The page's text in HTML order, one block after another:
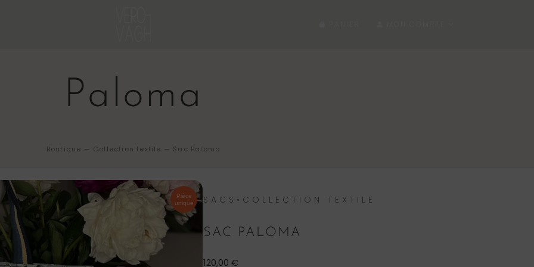
Paloma
Boutique — Collection textile — Sac Paloma
Pièce
unique
SACS•COLLECTION TEXTILE
SAC PALOMA
120,00 €